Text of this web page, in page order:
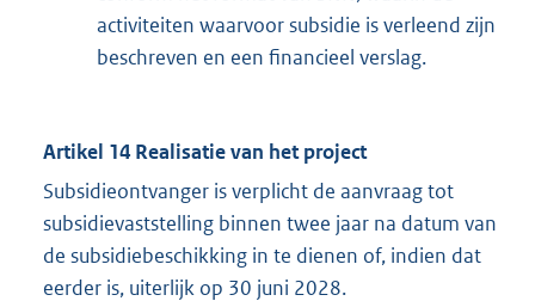
activiteiten waarvoor subsidie is verleend zijn
beschreven en een financieel verslag.
Artikel 14 Realisatie van het project
Subsidieontvanger is verplicht de aanvraag tot
subsidievaststelling binnen twee jaar na datum van
de subsidiebeschikking in te dienen of, indien dat
eerder is, uiterlijk op 30 juni 2028.